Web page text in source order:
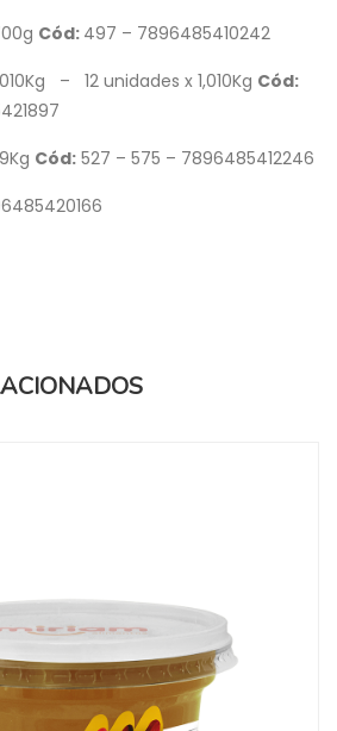
Cód: 497 – 7896485410242
– 12 unidades x 1,010Kg Cód:
Cód: 527 – 575 – 7896485412246